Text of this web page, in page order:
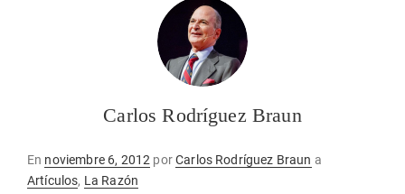
Carlos Rodríguez Braun
En Publicado
en
noviembre 6, 2012 porCarlos Rodríguez Braun a
Artículos, La Razón